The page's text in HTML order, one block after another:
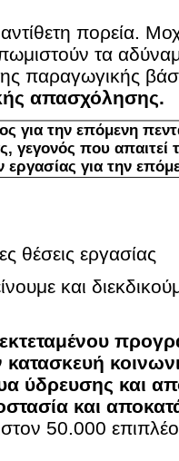
πορεία.
τα
παραγωγικής
απασχόλησης.
για την επόμενη
γεγονός που απαιτεί
για την
θέσεις εργασίας
και
κατασκευή
ύδρευσης και
και
50.000